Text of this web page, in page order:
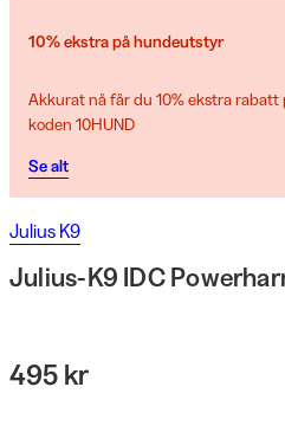
10% ekstra på hundeutstyr
Akkurat nå får du 10% ekstra
koden 10HUND
Se alt
Julius K9
Julius-K9 IDC
495 kr